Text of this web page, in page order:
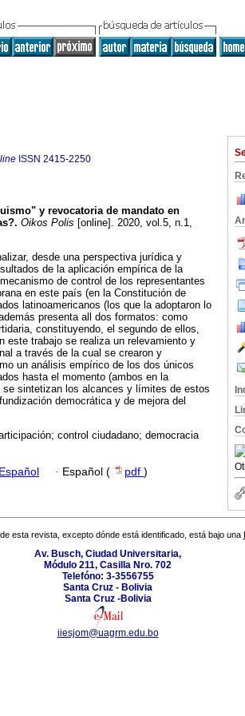
ISSN 2415-2250
y revocatoria de mandato en
. Oikos Polis [online]. 2020, vol.5, n.1,
desde una perspectiva jurídica y
de la aplicación empírica de la
de control de los representantes
en este país (en la Constitución de
latinoamericanos (los que la adoptaron lo
presenta all dos formatos: como
constituyendo, el segundo de ellos,
este trabajo se realiza un relevamiento y
a través de la cual se crearon y
un análisis empírico de los dos únicos
hasta el momento (ambos en la
sintetizan los alcances y límites de estos
democrática y de mejora del
control ciudadano; democracia
· Español ( pdf )
esta revista, excepto dónde está identificado, está bajo una
Av. Busch, Ciudad Universitaria,
Módulo 211, Casilla Nro. 702
Telefóno: 3-3556755
Santa Cruz - Bolivia
Santa Cruz -Bolivia
iiesjom@uagrm.edu.bo